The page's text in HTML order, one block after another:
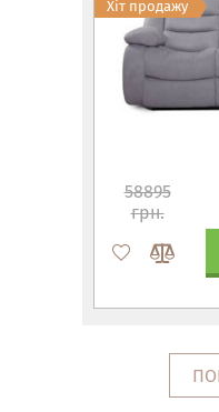
58895
грн.
Хіт продажу